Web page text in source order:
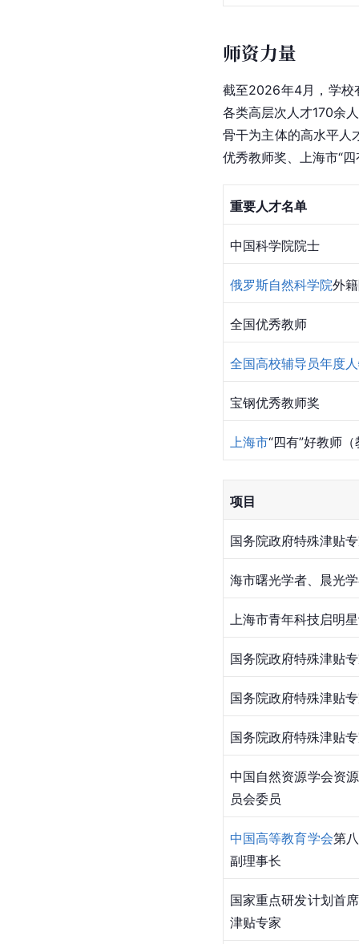
师资力量
截至2026年4月，学校
各类高层次人才170余
骨干为主体的高水平人
优秀教师奖、上海市“
重要人才名单
中国科学院院士
俄罗斯自然科学院外
全国优秀教师
全国高校辅导员年度
宝钢优秀教师奖
上海市“四有”好教师
项目
国务院政府特殊津贴
海市曙光学者、晨光
上海市青年科技启明
国务院政府特殊津贴
国务院政府特殊津贴
国务院政府特殊津贴
中国自然资源学会资
员会委员
中国高等教育学会第
副理事长
国家重点研发计划首
津贴专家